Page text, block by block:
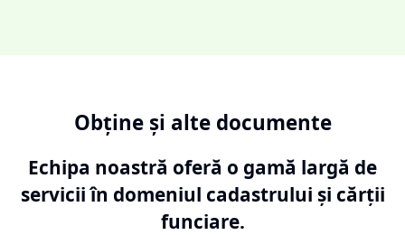
Obține și alte documente
Echipa noastră oferă o gamă largă de
servicii în domeniul cadastrului și cărții
funciare.